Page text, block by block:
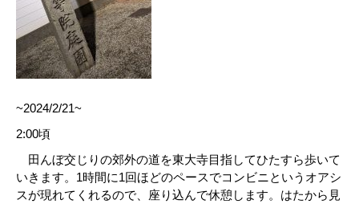
~2024/2/21~
2:00頃
田んぼ交じりの郊外の道を東大寺目指してひたすら歩いて
いきます。1時間に1回ほどのペースでコンビニというオアシ
スが現れてくれるので、座り込んで休憩します。はたから見